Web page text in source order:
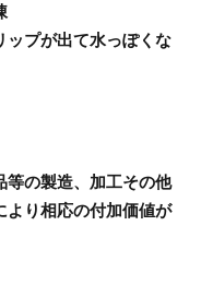
ップが出て水っぽくな
等の製造、加工その他
より相応の付加価値が